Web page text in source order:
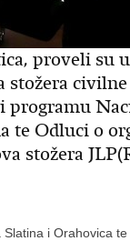
proveli su
programu
te Odluci o
stožera
i Orahovica te